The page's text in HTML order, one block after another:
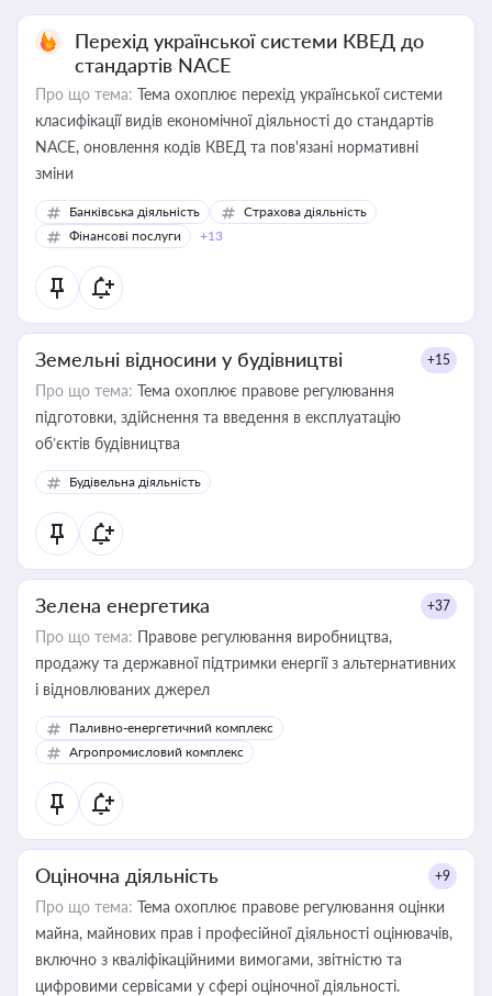
Перехід української системи КВЕД до
стандартів NACE
Про що тема: Тема охоплює перехід української системи
класифікації видів економічної діяльності до стандартів
NACE, оновлення кодів КВЕД та пов'язані нормативні
зміни
Банківська діяльність
Страхова діяльність
Фінансові послуги
+13
Земельні відносини у будівництві +15
Про що тема: Тема охоплює правове регулювання
підготовки, здійснення та введення в експлуатацію
об’єктів будівництва
Будівельна діяльність
Зелена енергетика +37
Про що тема: Правове регулювання виробництва,
продажу та державної підтримки енергії з альтернативних
і відновлюваних джерел
Паливно-енергетичний комплекс
Агропромисловий комплекс
Оціночна діяльність +9
Про що тема: Тема охоплює правове регулювання оцінки
майна, майнових прав і професійної діяльності оцінювачів,
включно з кваліфікаційними вимогами, звітністю та
цифровими сервісами у сфері оціночної діяльності.